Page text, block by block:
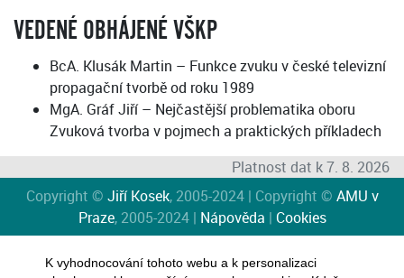
VEDENÉ OBHÁJENÉ VŠKP
BcA. Klusák Martin – Funkce zvuku v české televizní
propagační tvorbě od roku 1989
MgA. Gráf Jiří – Nejčastější problematika oboru
Zvuková tvorba v pojmech a praktických příkladech
Platnost dat k 7. 8. 2026
Copyright © Jiří Kosek, 2005-2024 | Copyright © AMU v
Praze, 2005-2024 | Nápověda | Cookies
K vyhodnocování tohoto webu a k personalizaci